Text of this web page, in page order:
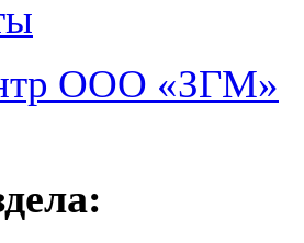
ООО «ЗГМ»